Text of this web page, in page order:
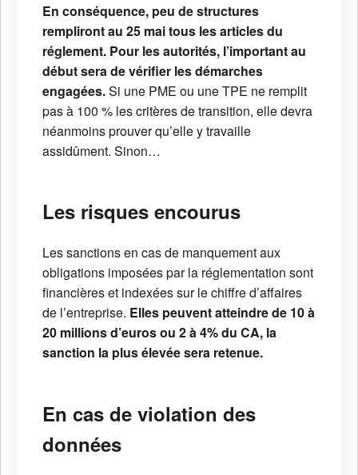
En conséquence, peu de structures
rempliront au 25 mai tous les articles du
réglement. Pour les autorités, l’important au
début sera de vérifier les démarches
engagées.Si une PME ou une TPE ne remplit
pas à 100 % les critères de transition, elle devra
néanmoins prouver qu’elle y travaille
assidûment. Sinon…
Les risques encourus
Les sanctions en cas de manquement aux
obligations imposées par la réglementation sont
financières et indexées sur le chiffre d’affaires
de l’entreprise. Elles peuvent atteindre de 10 à
20 millions d’euros ou 2 à 4% du CA, la
sanction la plus élevée sera retenue.
En cas de violation des
données